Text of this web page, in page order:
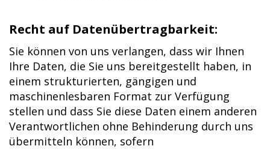
Recht auf Datenübertragbarkeit:
Sie können von uns verlangen, dass wir Ihnen
Ihre Daten, die Sie uns bereitgestellt haben, in
einem strukturierten, gängigen und
maschinenlesbaren Format zur Verfügung
stellen und dass Sie diese Daten einem anderen
Verantwortlichen ohne Behinderung durch uns
übermitteln können, sofern